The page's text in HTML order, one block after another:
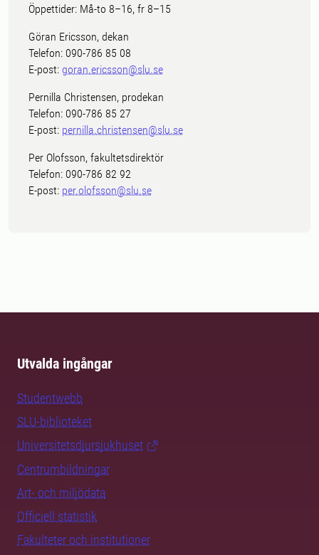
Öppettider: Må-to 8–16, fr 8–15
Göran Ericsson, dekan
Telefon: 090-786 85 08
E-post: goran.ericsson@slu.se
Pernilla Christensen, prodekan
Telefon: 090-786 85 27
E-post: pernilla.christensen@slu.se
Per Olofsson, fakultetsdirektör
Telefon: 090-786 82 92
E-post: per.olofsson@slu.se
Utvalda ingångar
Studentwebb
SLU-biblioteket
Universitetsdjursjukhuset
Centrumbildningar
Art- och miljödata
Officiell statistik
Fakulteter och institutioner